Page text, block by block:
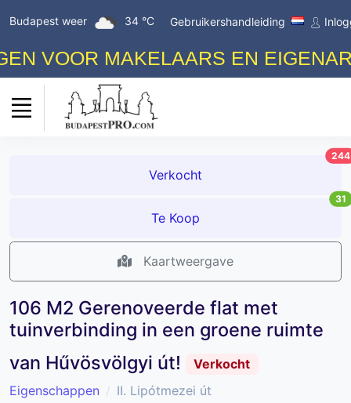
Budapest weer 34 °C Gebruikershandleiding
VOOR MAKELAARS EN
Verkocht
244
Te Koop
31
Kaartweergave
106 M2 Gerenoveerde flat met
tuinverbinding in een groene ruimte
van Hűvösvölgyi út!
Verkocht
Eigenschappen
II. Lipótmezei út